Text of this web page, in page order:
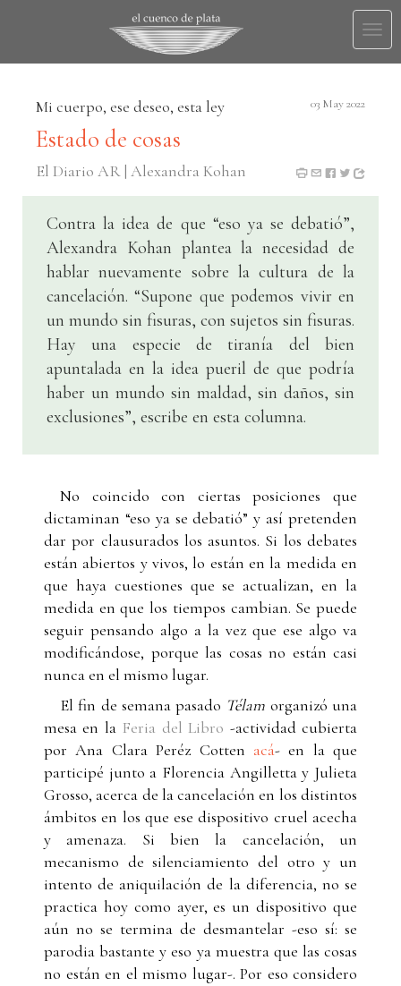
Mi cuerpo, ese deseo, esta ley 03 May 2022
Estado de cosas
El Diario AR | Alexandra Kohan
Contra la idea de que “eso ya se debatió”,
Alexandra Kohan plantea la necesidad de
hablar nuevamente sobre la cultura de la
cancelación. “Supone que podemos vivir en
un mundo sin fisuras, con sujetos sin fisuras.
Hay una especie de tiranía del bien
apuntalada en la idea pueril de que podría
haber un mundo sin maldad, sin daños, sin
exclusiones”, escribe en esta columna.
No coincido con ciertas posiciones que
dictaminan “eso ya se debatió” y así pretenden
dar por clausurados los asuntos. Si los debates
están abiertos y vivos, lo están en la medida en
que haya cuestiones que se actualizan, en la
medida en que los tiempos cambian. Se puede
seguir pensando algo a la vez que ese algo va
modificándose, porque las cosas no están casi
nunca en el mismo lugar.
El fin de semana pasado Télam organizó una
mesa en la Feria del Libro -actividad cubierta
por Ana Clara Peréz Cotten acá- en la que
participé junto a Florencia Angilletta y Julieta
Grosso, acerca de la cancelación en los distintos
ámbitos en los que ese dispositivo cruel acecha
y amenaza. Si bien la cancelación, un
mecanismo de silenciamiento del otro y un
intento de aniquilación de la diferencia, no se
practica hoy como ayer, es un dispositivo que
aún no se termina de desmantelar -eso sí: se
parodia bastante y eso ya muestra que las cosas
no están en el mismo lugar-. Por eso considero